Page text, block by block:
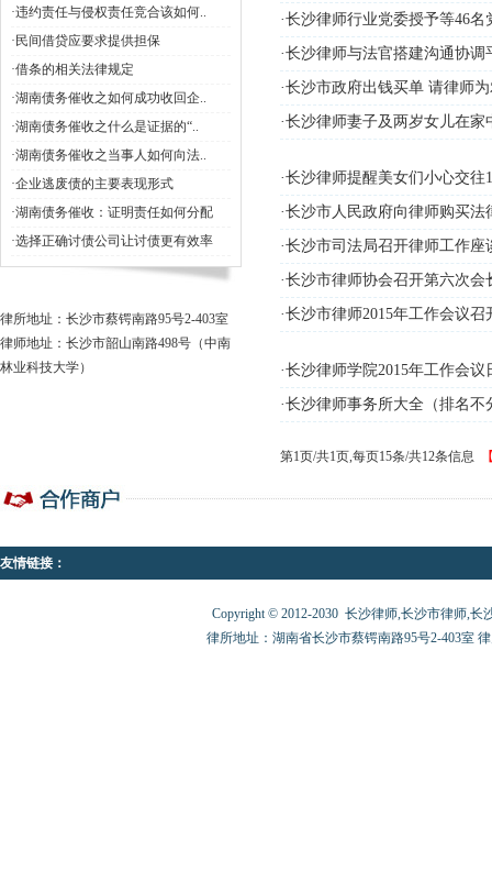
·违约责任与侵权责任竞合该如何..
·民间借贷应要求提供担保
·借条的相关法律规定
·湖南债务催收之如何成功收回企..
·湖南债务催收之什么是证据的“..
·湖南债务催收之当事人如何向法..
·企业逃废债的主要表现形式
·湖南债务催收：证明责任如何分配
·选择正确讨债公司让讨债更有效率
律所地址：长沙市蔡锷南路95号2-403室
律师地址：长沙市韶山南路498号（中南
林业科技大学）
·长沙律师行业党委授予等46
·长沙律师与法官搭建沟通协调
·长沙市政府出钱买单 请律师
·长沙律师妻子及两岁女儿在家
·长沙律师提醒美女们小心交往
·长沙市人民政府向律师购买法
·长沙市司法局召开律师工作座
·长沙市律师协会召开第六次会
·长沙市律师2015年工作会议召
·长沙律师学院2015年工作会议
·长沙律师事务所大全（排名不
第1页/共1页,每页15条/共12条信息
友情链接：
Copyright © 2012-2030 长沙律师,长沙市律师,长
律所地址：湖南省长沙市蔡锷南路95号2-403室